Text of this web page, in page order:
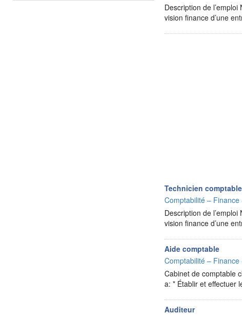
Description de
vision finance d’une
Technicien
Comptabilité – Finance
Description de
vision finance d’une
Aide comptable
Comptabilité – Finance
Cabinet de comptable
a: * Établir et effectuer
Auditeur